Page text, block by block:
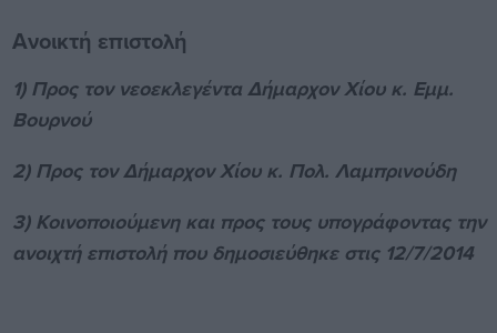
Ανοικτή επιστολή
1) Προς τον νεοεκλεγέντα Δήμαρχον Χίου κ. Εμμ.
Βουρνού
2) Προς τον Δήμαρχον Χίου κ. Πολ. Λαμπρινούδη
3) Κοινοποιούμενη και προς τους υπογράφοντας την
ανοιχτή επιστολή που δημοσιεύθηκε στις 12/7/2014